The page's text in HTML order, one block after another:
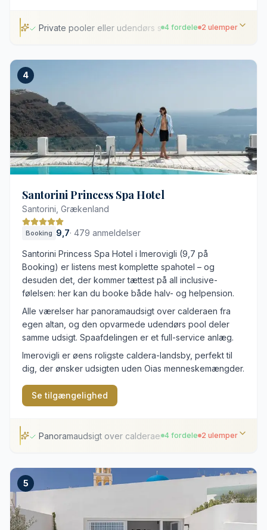
Private pooler eller udendørs spabade
4 fordele 2 ulemper
Private pooler eller udendørs spabade
Solnedgangsudsigt over calderaen
Fredelig beliggenhed mellem Fira og Oia
Moderne design med eksklusive materialer
Stor efterspørgsel kræver tidlig reservation
Mange trapper og stejlt terræn
4
Santorini Princess Spa Hotel
Santorini, Grækenland
Booking 9,7· 479 anmeldelser
Santorini Princess Spa Hotel i Imerovigli (9,7 på
Booking) er listens mest komplette spahotel – og
desuden det, der kommer tættest på all inclusive-
følelsen: her kan du booke både halv- og helpension.
Alle værelser har panoramaudsigt over calderaen fra
egen altan, og den opvarmede udendørs pool deler
samme udsigt. Spaafdelingen er et full-service anlæg.
Imerovigli er øens roligste caldera-landsby, perfekt til
dig, der ønsker udsigten uden Oias menneskemængder.
Se tilgængelighed
Panoramaudsigt over calderaen fra alle værelser
4 fordele 2 ulemper
Panoramaudsigt over calderaen fra alle værelser
Egen fuldt udstyret spa- og wellnessafdeling
Fredfyldt beliggenhed i rolige Imerovigli
5